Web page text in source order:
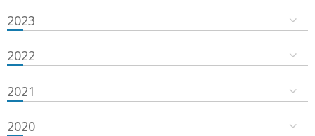
2023
2022
2021
2020